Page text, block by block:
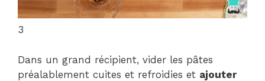
3
Dans un grand récipient, vider les pâtes
préalablement cuites et refroidies et ajouter